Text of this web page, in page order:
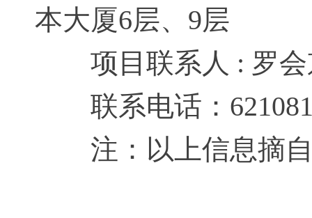
本大厦6层、9层
项目联系人 : 罗会
联系电话：
注：以上信息摘自